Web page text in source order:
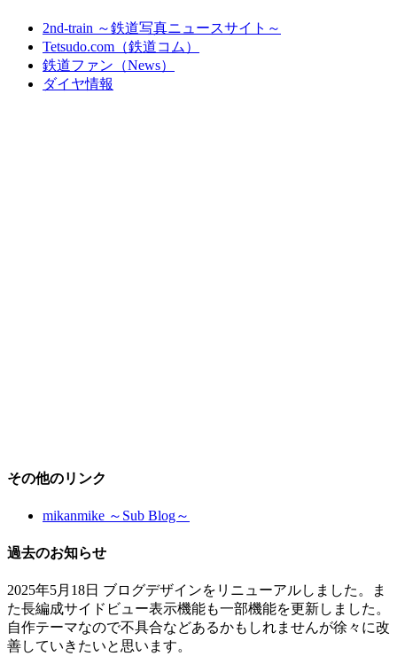
2nd-train ～鉄道写真ニュースサイト～
Tetsudo.com（鉄道コム）
鉄道ファン（News）
ダイヤ情報
その他のリンク
mikanmike ～Sub Blog～
過去のお知らせ
2025年5月18日 ブログデザインをリニューアルしました。ま
た長編成サイドビュー表示機能も一部機能を更新しました。
自作テーマなので不具合などあるかもしれませんが徐々に改
善していきたいと思います。